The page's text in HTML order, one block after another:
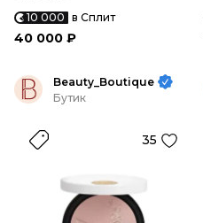
10 000 в Сплит
40 000 ₽
Beauty_Boutique
Бутик
35